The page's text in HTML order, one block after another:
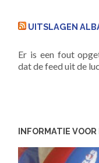
UITSLAGEN
Er is een fout
dat de feed uit de
INFORMATIE